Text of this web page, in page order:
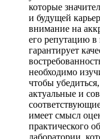
которые
и будущей
внимание на
его репутацию в
гарантирует
необходимо
чтобы
актуальные и
имеет смысл
практического